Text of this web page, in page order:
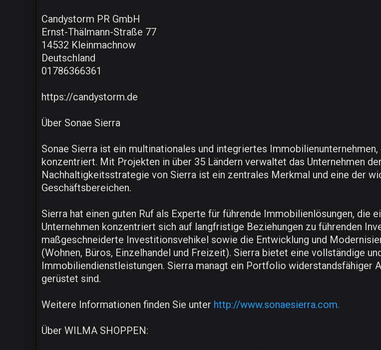
Candystorm PR GmbH
Ernst-Thälmann-Straße 77
14532 Kleinmachnow
Deutschland
01786366361
https://candystorm.de
Über Sonae Sierra
Sonae Sierra ist ein multinationales und integriertes
konzentriert. Mit Projekten in über 35 Ländern verwaltet das Unternehmen
Nachhaltigkeitsstrategie von Sierra ist ein zentrales Merkmal und eine der
Geschäftsbereichen.
Sierra hat einen guten Ruf als Experte für führende Immobilienlösungen, die
Unternehmen konzentriert sich auf langfristige Beziehungen zu führenden
maßgeschneiderte Investitionsvehikel sowie die Entwicklung und
(Wohnen, Büros, Einzelhandel und Freizeit). Sierra bietet eine vollständige
Immobiliendienstleistungen. Sierra managt ein Portfolio widerstandsfähiger
gerüstet sind.
Weitere Informationen finden Sie unter http://www.sonaesierra.com.
Über WILMA SHOPPEN: